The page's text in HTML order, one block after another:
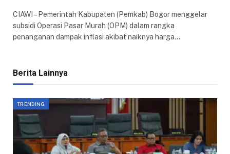
CIAWI – Pemerintah Kabupaten (Pemkab) Bogor menggelar
subsidi Operasi Pasar Murah (OPM) dalam rangka
penanganan dampak inflasi akibat naiknya harga…
Berita Lainnya
TRENDING